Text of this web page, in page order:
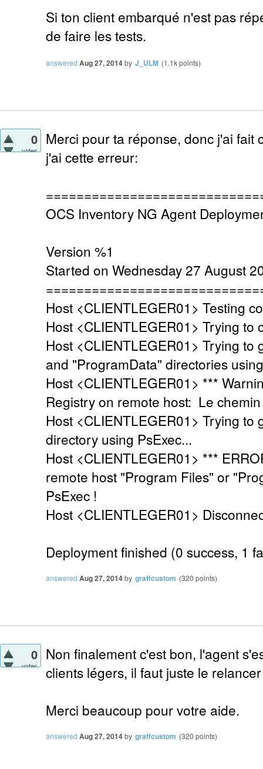
Si ton client embarqué n'est pas
de faire les tests.
answered Aug 27, 2014by J_ULM (1.1kpoints)
0
votes
Merci pour ta réponse, donc j'ai fait
j'ai cette erreur:
OCS Inventory NG Agent
Version %1
Started on Wednesday 27 August
Host <CLIENTLEGER01> Testing
Host <CLIENTLEGER01> Trying to
Host <CLIENTLEGER01> Trying
and "ProgramData" directories
Host <CLIENTLEGER01> ***
Registry on remote host: Le
Host <CLIENTLEGER01> Trying
directory using PsExec...
Host <CLIENTLEGER01> ***
remote host "Program Files" or
PsExec !
Host <CLIENTLEGER01>
Deployment finished (0 success, 1
answered Aug 27, 2014by graffcustom (320 points)
0
votes
Non finalement c'est bon, l'agent
clients légers, il faut juste le
Merci beaucoup pour votre aide.
answered Aug 27, 2014by graffcustom (320 points)